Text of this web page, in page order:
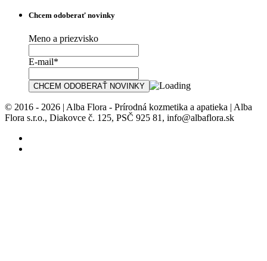
Chcem odoberať novinky
Meno a priezvisko
E-mail*
© 2016 - 2026 | Alba Flora - Prírodná kozmetika a apatieka | Alba
Flora s.r.o., Diakovce č. 125, PSČ 925 81, info@albaflora.sk